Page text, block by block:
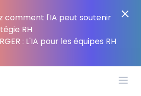
comment l'IA peut soutenir
RH
: L'IA pour les équipes RH